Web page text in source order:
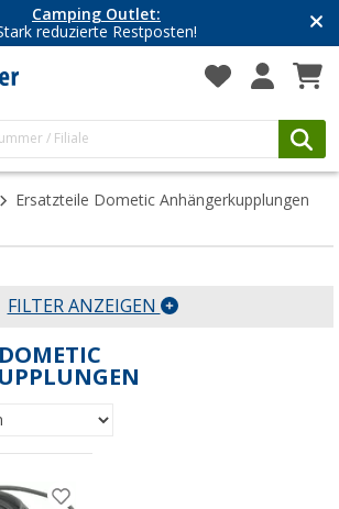
Camping Outlet:
reduzierte Restposten!
Ersatzteile Dometic Anhängerkupplungen
FILTER ANZEIGEN